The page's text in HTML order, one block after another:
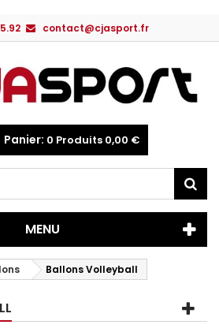
contact@cjasport.fr
Panier: 0 Produits 0,00 €
MENU
Ballons Volleyball